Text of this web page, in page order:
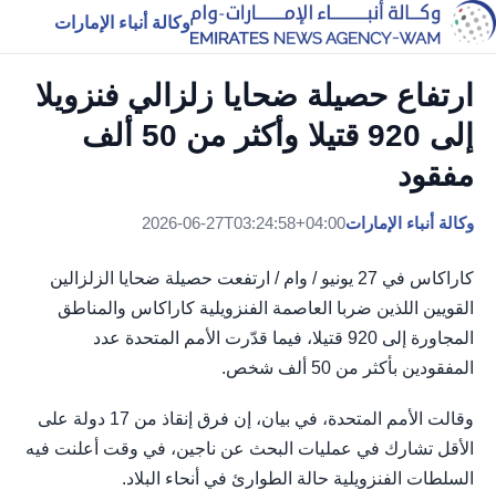
وكالة أنباء الإمارات
ارتفاع حصيلة ضحايا زلزالي فنزويلا
إلى 920 قتيلا وأكثر من 50 ألف
مفقود
وكالة أنباء الإمارات2026-06-27T03:24:58+04:00
كاراكاس في 27 يونيو / وام / ارتفعت حصيلة ضحايا الزلزالين
القويين اللذين ضربا العاصمة الفنزويلية كاراكاس والمناطق
المجاورة إلى 920 قتيلا، فيما قدّرت الأمم المتحدة عدد
المفقودين بأكثر من 50 ألف شخص.
وقالت الأمم المتحدة، في بيان، إن فرق إنقاذ من 17 دولة على
الأقل تشارك في عمليات البحث عن ناجين، في وقت أعلنت فيه
السلطات الفنزويلية حالة الطوارئ في أنحاء البلاد.